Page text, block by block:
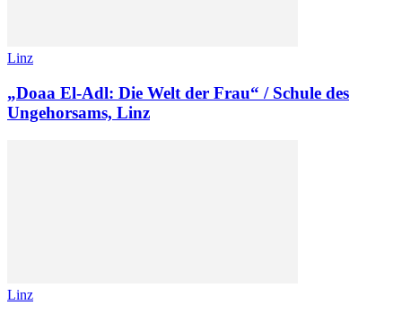
Linz
„Doaa El-Adl: Die Welt der Frau“ / Schule des
Ungehorsams, Linz
Linz